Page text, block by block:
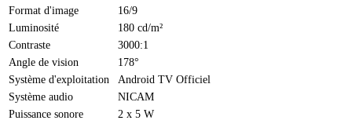
Format d'image
16/9
Luminosité
180 cd/m²
Contraste
3000:1
Angle de vision
178°
Système d'exploitation
Android TV Officiel
Système audio
NICAM
Puissance sonore
2 x 5 W